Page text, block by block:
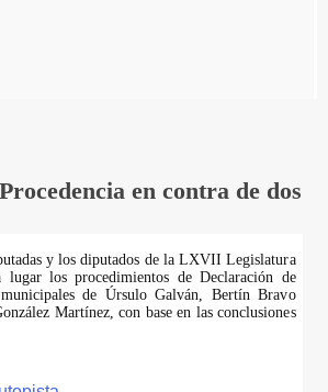
en contra de dos
y los diputados de la LXVII Legislatura
los procedimientos de Declaración de
de Úrsulo Galván, Bertín Bravo
Martínez, con base en las conclusiones